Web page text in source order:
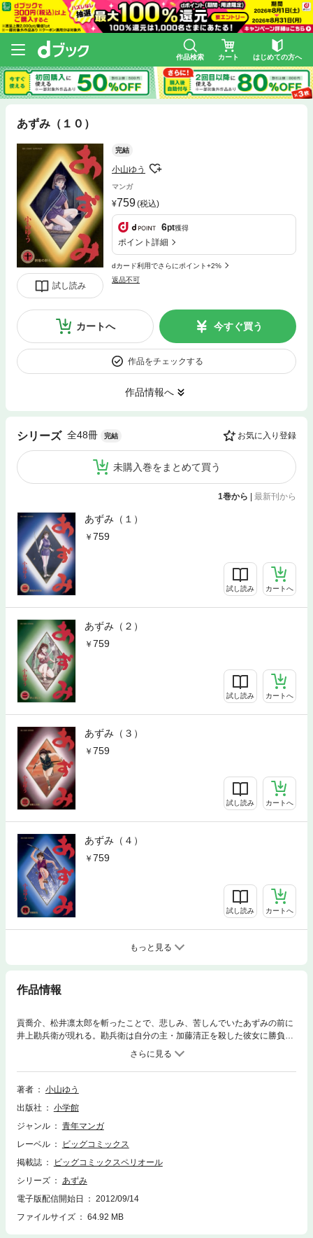
作品検索 カート はじめての方へ
あずみ（１０）
試し読み
完結
小山ゆう
マンガ
759(税込)
6pt獲得
ポイント詳細
dカード利用でさらにポイント+2%
返品不可
カートへ 今すぐ買う
作品をチェックする
作品情報へ
シリーズ 全48冊 完結 お気に入り登録
未購入巻をまとめて買う
1巻から | 最新刊から
あずみ（１）
759
試し読み カートへ
あずみ（２）
759
試し読み カートへ
あずみ（３）
759
試し読み カートへ
あずみ（４）
759
試し読み カートへ
もっと見る
作品情報
貢喬介、松井凛太郎を斬ったことで、悲しみ、苦しんでいたあずみの前に
井上勘兵衛が現れる。勘兵衛は自分の主・加藤清正を殺した彼女に勝負を
求める。斬りたくないと思いながらも、彼の意志の強さを感じたあずみは
勝負の末、彼を斬る。その頃、柳生宗矩はあずみに対してさらなる刺客を
送っていた。
著者
小山ゆう
出版社
小学館
ジャンル
青年マンガ
レーベル
ビッグコミックス
掲載誌
ビッグコミックスペリオール
シリーズ
あずみ
電子版配信開始日
2012/09/14
ファイルサイズ
64.92 MB